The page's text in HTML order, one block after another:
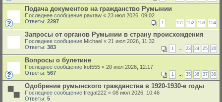
Подача документов на гражданство Румынии
Последнее сообщение pavraw « 23 июл 2026, 09:02
Ответы: 2297 1 … 151 152 153 154
Запросы от органов Румынии в страну происхождения
Последнее сообщение Michael « 21 июл 2026, 11:32
Ответы: 383 1 … 23 24 25 26
Вопросы о булетине
Последнее сообщение kot555 « 20 июл 2026, 12:17
Ответы: 567 1 … 35 36 37 38
Одобрение румынского гражданства в 1920-1930-е годы
Последнее сообщение fregat222 « 08 июл 2026, 10:46
Ответы: 5